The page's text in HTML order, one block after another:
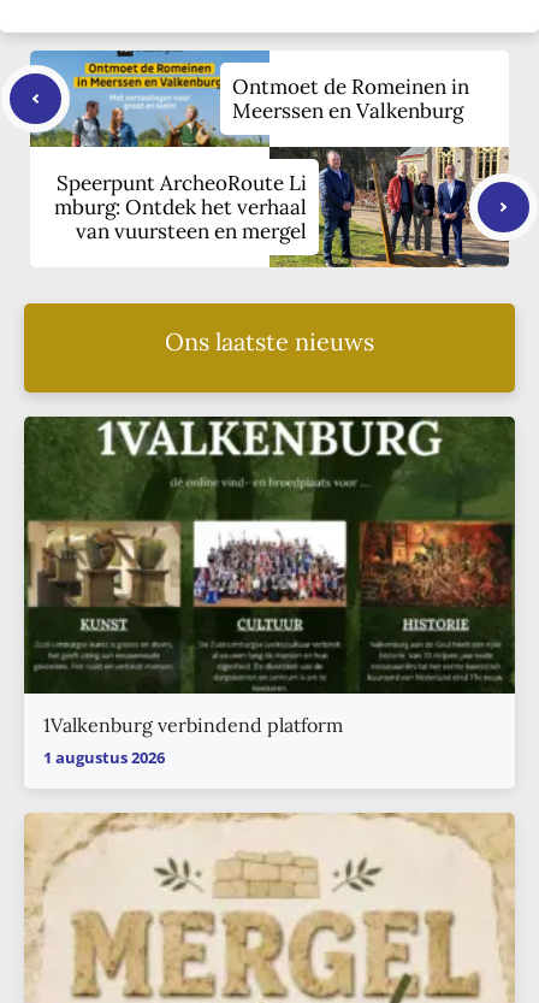
Ontmoet de Romeinen in
Meerssen en Valkenburg
Speerpunt ArcheoRoute Li
mburg: Ontdek het verhaal
van vuursteen en mergel
Ons laatste nieuws
1Valkenburg verbindend platform
1 augustus 2026